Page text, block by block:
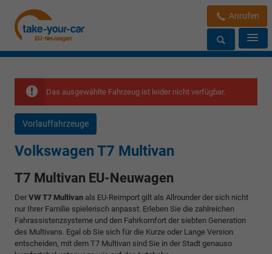
Anrufen
Das ausgewählte Fahrzeug ist leider nicht verfügbar.
Vorlauffahrzeuge
Volkswagen T7 Multivan
T7 Multivan EU-Neuwagen
Der VW T7 Multivan als EU-Reimport gilt als Allrounder der sich nicht
nur Ihrer Familie spielerisch anpasst. Erleben Sie die zahlreichen
Fahrassistenzsysteme und den Fahrkomfort der siebten Generation
des Multivans. Egal ob Sie sich für die Kurze oder Lange Version
entscheiden, mit dem T7 Multivan sind Sie in der Stadt genauso